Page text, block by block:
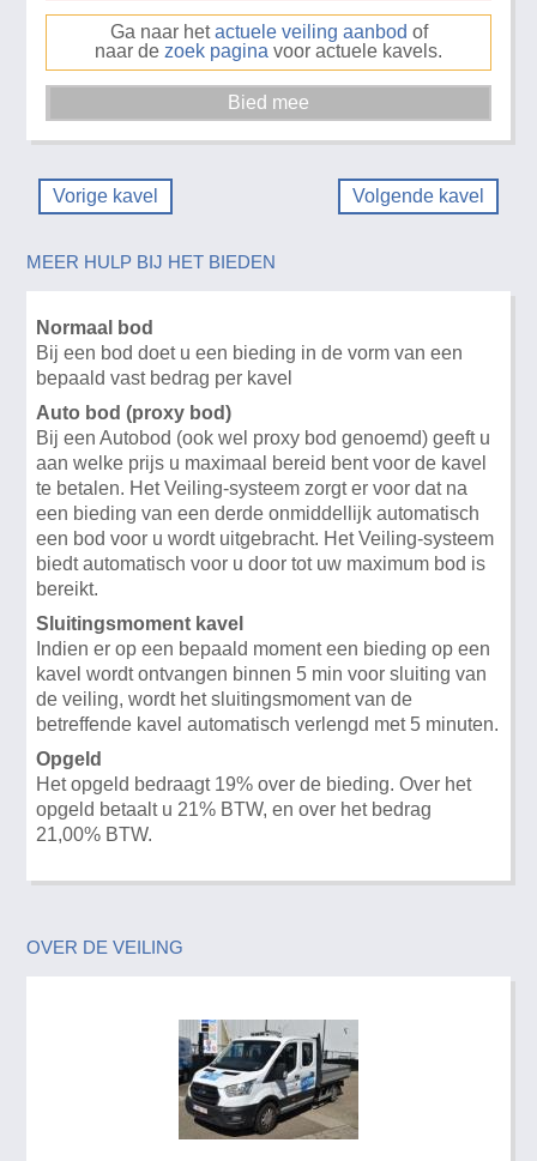
Ga naar hetactuele veiling aanbod of
naar de zoek pagina voor actuele kavels.
Vorige kavel Volgende kavel
MEER HULP BIJ HET BIEDEN
Normaal bod
Bij een bod doet u een bieding in de vorm van een
bepaald vast bedrag per kavel
Auto bod (proxy bod)
Bij een Autobod (ook wel proxy bod genoemd) geeft u
aan welke prijs u maximaal bereid bent voor de kavel
te betalen. Het Veiling-systeem zorgt er voor dat na
een bieding van een derde onmiddellijk automatisch
een bod voor u wordt uitgebracht. Het Veiling-systeem
biedt automatisch voor u door tot uw maximum bod is
bereikt.
Sluitingsmoment kavel
Indien er op een bepaald moment een bieding op een
kavel wordt ontvangen binnen 5 min voor sluiting van
de veiling, wordt het sluitingsmoment van de
betreffende kavel automatisch verlengd met 5 minuten.
Opgeld
Het opgeld bedraagt 19% over de bieding. Over het
opgeld betaalt u 21% BTW, en over het bedrag
21,00% BTW.
OVER DE VEILING